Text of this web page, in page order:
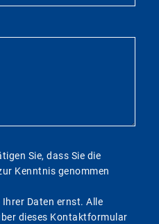
Sie, dass Sie die
Kenntnis genommen
Daten ernst. Alle
dieses Kontaktformular